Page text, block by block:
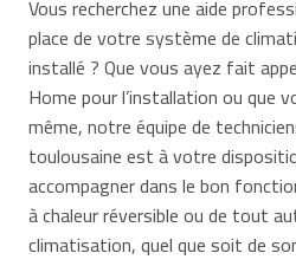
Vous recherchez une aide
place de votre système de
installé ? Que vous ayez fait
Home pour l’installation ou que
même, notre équipe de
toulousaine est à votre
accompagner dans le bon
à chaleur réversible ou de tout
climatisation, quel que soit de